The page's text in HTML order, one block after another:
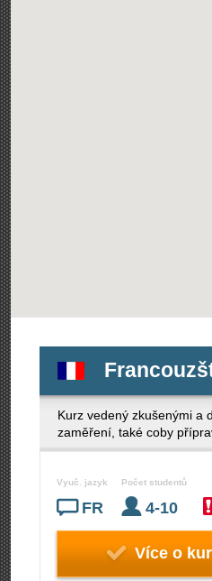
Kurz vedený zkušenými a
zaměření, také coby
Vyuč. jazyk
FR
Počet studentů
4-10
Více o